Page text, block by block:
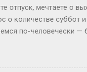
Иван с первого к...
отпуск, мечтаете о
о количестве суббот
по-человечески
воскресений выходит
он прицепляется к